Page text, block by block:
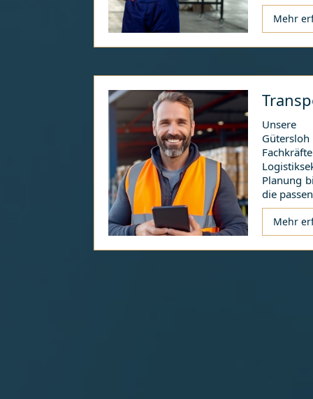
Mehr
Unsere
Gütersloh
Planung
die
Mehr